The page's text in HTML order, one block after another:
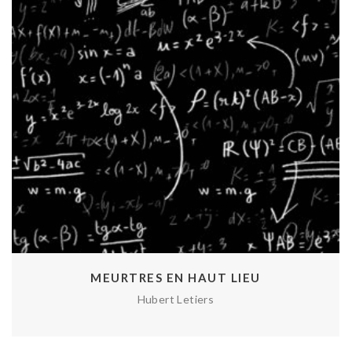
MEURTRES EN HAUT LIEU
Hubert Letiers